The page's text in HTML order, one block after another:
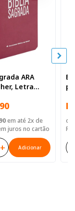
ARA
Letra
Sintético
em até 2x de
juros no cartão
+ Adicionar
ou
R$